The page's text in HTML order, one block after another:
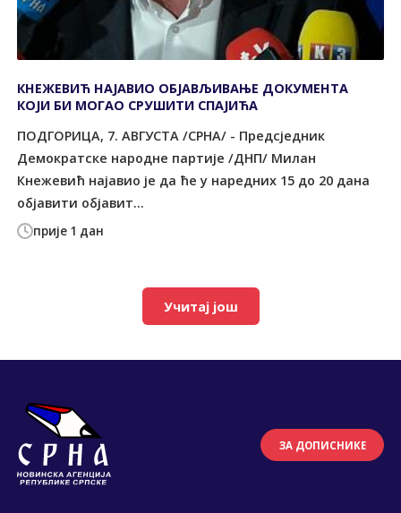
прије 1 дан
КНЕЖЕВИЋ НАЈАВИО ОБЈАВЉИВАЊЕ ДОКУМЕНТА
КОЈИ БИ МОГАО СРУШИТИ СПАЈИЋА
ПОДГОРИЦА, 7. АВГУСТА /СРНА/ - Предсједник
Демократске народне партије /ДНП/ Милан
Кнежевић најавио је да ће у наредних 15 до 20 дана
објавити објавит...
Учитај још
ЗА ДОПИСНИКЕ